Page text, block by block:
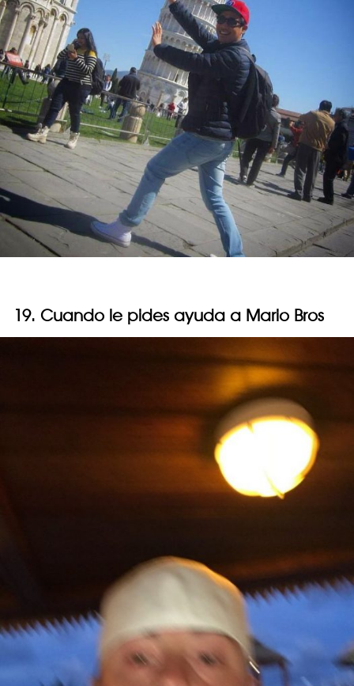
19. Cuando le pides ayuda a Mario Bros